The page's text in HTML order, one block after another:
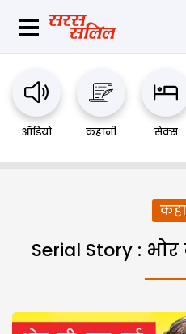
ऑडियो कहानी सेक्स
Serial Story :